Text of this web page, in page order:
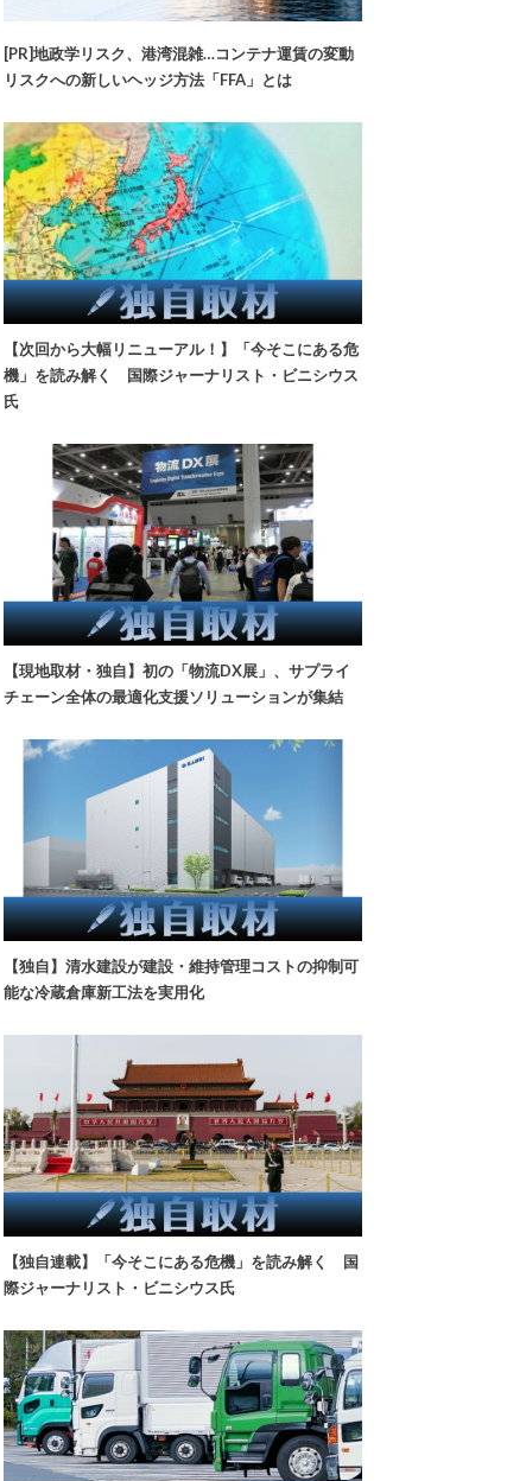
[PR]地政学リスク、港湾混雑…コンテナ運賃の変動
リスクへの新しいヘッジ方法「FFA」とは
【次回から大幅リニューアル！】「今そこにある危
機」を読み解く 国際ジャーナリスト・ビニシウス
氏
【現地取材・独自】初の「物流DX展」、サプライ
チェーン全体の最適化支援ソリューションが集結
【独自】清水建設が建設・維持管理コストの抑制可
能な冷蔵倉庫新工法を実用化
【独自連載】「今そこにある危機」を読み解く 国
際ジャーナリスト・ビニシウス氏